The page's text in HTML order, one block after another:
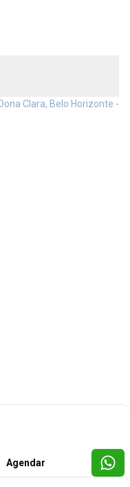
Agendar
Clara, Belo Horizonte -
Loft